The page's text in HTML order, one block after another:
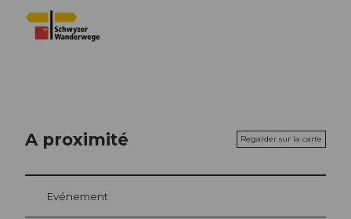
A proximité Regarder sur la carte
Evénement